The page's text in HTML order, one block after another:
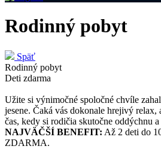
Rodinný pobyt
Späť
Rodinný pobyt
Deti zdarma
Užite si výnimočné spoločné chvíle
jesene. Čaká vás dokonale hrejivý relax,
čas, kedy si rodičia skutočne oddýchnu
NAJVÄČŠÍ BENEFIT: Až 2 deti do
ZDARMA.